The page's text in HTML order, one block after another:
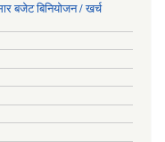
बजेट बिनियोजन / खर्च